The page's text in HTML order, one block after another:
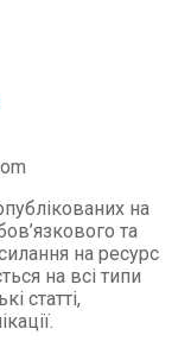
на
та
на ресурс
на всі типи
статті,